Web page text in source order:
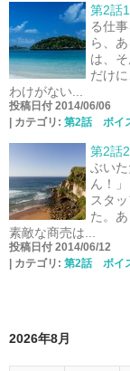
第2話
る仕
ら、
は、
だけ
わけがない...
投稿日付 2014/06/06
カテゴリ: 第2話 ボイ
第2話
ぶい
ん！
スタ
た。
素敵な商売は...
投稿日付 2014/06/12
カテゴリ: 第2話 ボイ
2026年8月